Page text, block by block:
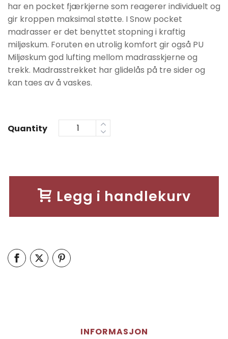
har en pocket fjærkjerne som reagerer individuelt og
gir kroppen maksimal støtte. I Snow pocket
madrasser er det benyttet stopning i kraftig
miljøskum. Foruten en utrolig komfort gir også PU
Miljøskum god lufting mellom madrasskjerne og
trekk. Madrasstrekket har glidelås på tre sider og
kan taes av å vaskes.
Quantity
Legg i handlekurv
INFORMASJON